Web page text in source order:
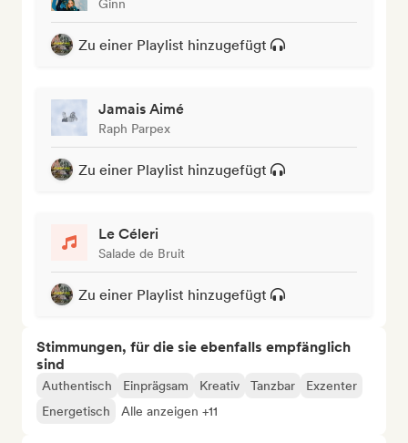
Ginn
Zu einer Playlist hinzugefügt
Jamais Aimé
Raph Parpex
Zu einer Playlist hinzugefügt
Le Céleri
Salade de Bruit
Zu einer Playlist hinzugefügt
Stimmungen, für die sie ebenfalls empfänglich
sind
Authentisch Einprägsam Kreativ Tanzbar
Exzenter
Energetisch
Alle anzeigen +11